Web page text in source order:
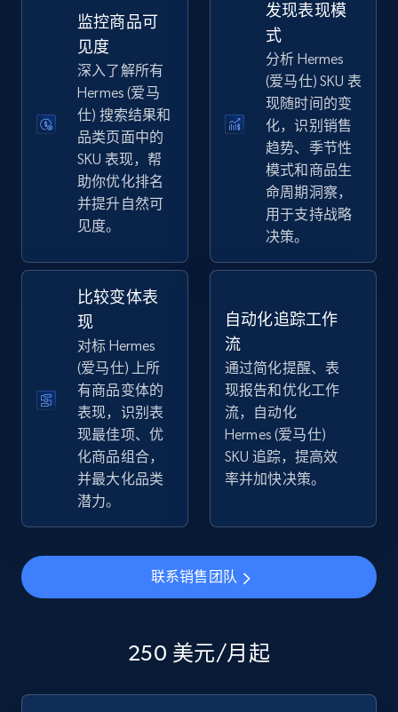
Seller reviews, Breadcrumbs, Root category, and
more.
359+ 立即开始
eBay - Gather data on products using
specified keywords
URL, Product id, Title, Seller name, Seller rating,
Seller reviews, Breadcrumbs, Root category, and
more.
2.5K+ 359+
eBay - Collect products from shops on eBay
URL, Product id, Title, Seller name, Seller rating,
Seller reviews, Breadcrumbs, Root category, and
more.
2.5K+
eBay - Collect records by category
Seller reviews, Breadcrumbs, Root category, and
监控商品可
见度
深入了解所有
Hermes (爱马
仕) 搜索结果和
品类页面中的
SKU 表现，帮
助你优化排名
并提升自然可
见度。
发现表现模
式
分析 Hermes
(爱马仕) SKU 表
现随时间的变
化，识别销售
趋势、季节性
模式和商品生
命周期洞察，
用于支持战略
决策。
比较变体表
现
对标 Hermes
(爱马仕) 上所
有商品变体的
表现，识别表
现最佳项、优
化商品组合，
并最大化品类
潜力。
自动化追踪工作
流
通过简化提醒、表
现报告和优化工作
流，自动化
Hermes (爱马仕)
SKU 追踪，提高效
率并加快决策。
联系销售团队
250 美元/月起